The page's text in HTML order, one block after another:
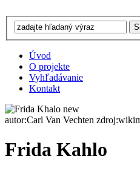
Úvod
O projekte
Vyhľadávanie
Kontakt
autor:Carl Van Vechten
Frida Kahlo